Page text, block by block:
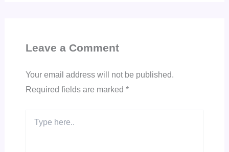
Leave a Comment
Your email address will not be published.
Required fields are marked *
here..